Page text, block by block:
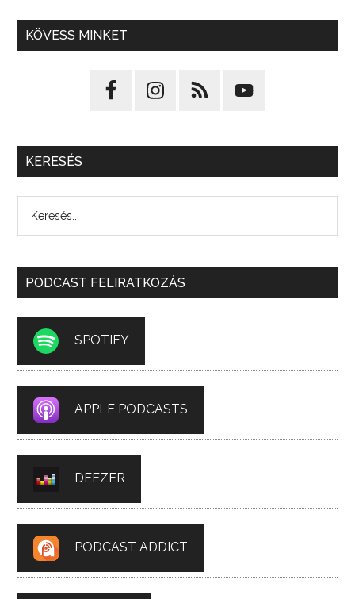
KÖVESS MINKET
KERESÉS
PODCAST FELIRATKOZÁS
SPOTIFY
APPLE PODCASTS
DEEZER
PODCAST ADDICT